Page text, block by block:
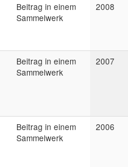
Beitrag in einem
Sammelwerk
2008
Beitrag in einem
Sammelwerk
2007
Beitrag in einem
Sammelwerk
2006